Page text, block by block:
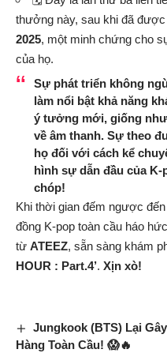
thưởng này, sau khi đã
2025, một minh chứng cho
của họ.
Sự phát triển không
làm nổi bật khả năng
ý tưởng mới, giống
về âm thanh. Sự theo
họ đối với cách kể
hình sự dẫn đầu của K-
chóp!
Khi thời gian đếm ngược
đồng K-pop toàn cầu háo
từ ATEEZ, sẵn sàng khám
HOUR : Part.4’. Xịn xò!
Jungkook (BTS) Lại
Hàng Toàn Cầu! 😱🔥